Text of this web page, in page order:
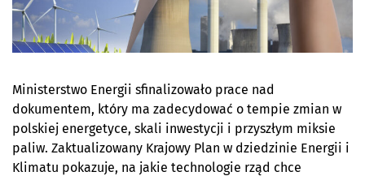
Ministerstwo Energii sfinalizowało prace nad
dokumentem, który ma zadecydować o tempie zmian w
polskiej energetyce, skali inwestycji i przyszłym miksie
paliw. Zaktualizowany Krajowy Plan w dziedzinie Energii i
Klimatu pokazuje, na jakie technologie rząd chce